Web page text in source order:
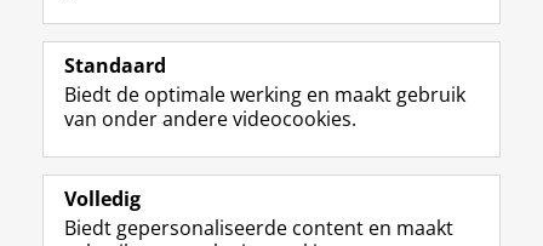
Volg ons op
F
a
e
b
o
p
T
w
t
t
r
r
I
n
t
r
m
Y
o
T
e
k
Studiekiezers
Alumni
Over ons
Standaard
Biedt de optimale werking en maakt gebruik
van onder andere videocookies.
Volledig
Biedt gepersonaliseerde content en maakt